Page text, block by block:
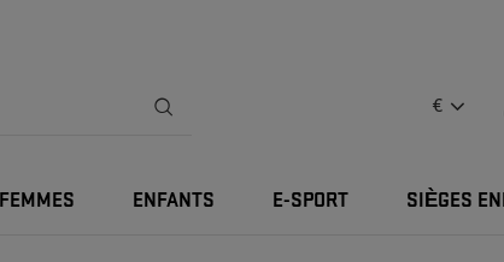
€
FEMMES ENFANTS E-SPORT SIÈGES